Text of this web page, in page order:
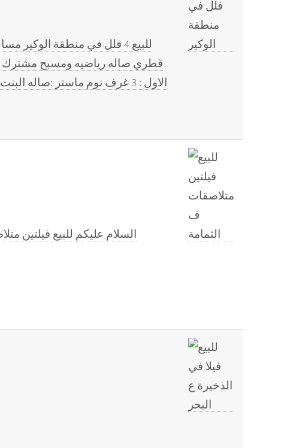
قطري صاله رياضيه ومسبح مشترك
الاول : 3 غرف نوم ماستر